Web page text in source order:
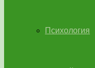
Психология